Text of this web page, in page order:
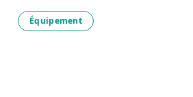
Équipement